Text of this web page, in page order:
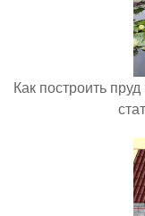
Как построить